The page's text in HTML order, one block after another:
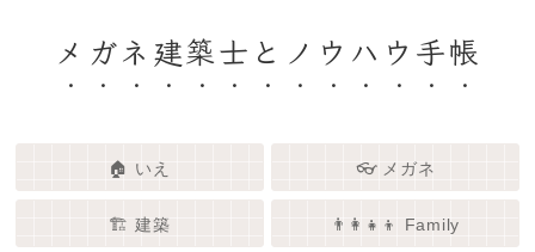
メガネ建築士とノウハウ手帳
🏠 いえ 👓 メガネ
🏗️ 建築 👨‍👩‍👧‍👦 Family